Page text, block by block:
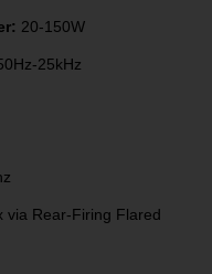
20-150W
25kHz
via Rear-Firing Flared